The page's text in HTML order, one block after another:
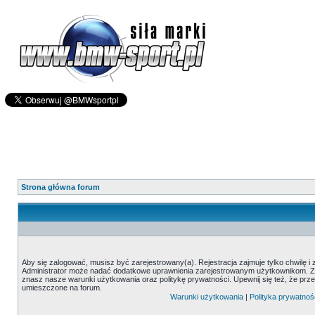
Strona główna forum
Aby się zalogować, musisz być zarejestrowany(a). Rejestracja zajmuje tylko chwilę i
Administrator może nadać dodatkowe uprawnienia zarejestrowanym użytkownikom.
znasz nasze warunki użytkowania oraz politykę prywatności. Upewnij się też, że
umieszczone na forum.
Warunki użytkowania | Polityka